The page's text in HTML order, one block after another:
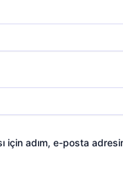
için adım, e-posta